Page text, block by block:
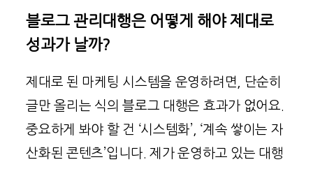
블로그 관리대행은 어떻게 해야 제대로
성과가 날까?
제대로 된 마케팅 시스템을 운영하려면, 단순히
글만 올리는 식의 블로그 대행은 효과가 없어요.
중요하게 봐야 할 건 ‘시스템화’, ‘계속 쌓이는 자
산화된 콘텐츠’입니다. 제가 운영하고 있는 대행